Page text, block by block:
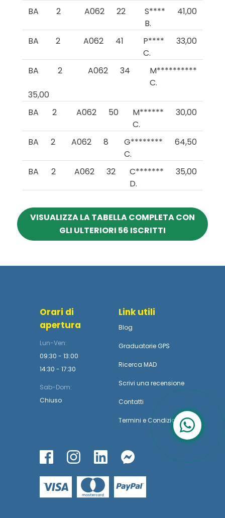
BA 2 A062 22
S****
B.
41,00
BA 2 A062 41
P****
C.
33,00
BA 2 A062 34
M**********
C.
35,00
BA
2 A062 50
M******
C.
30,00
BA 2 A062 8
G********
C.
64,50
BA 2 A062 32
C*******
D.
35,00
VISUALIZZA LA TABELLA COMPLETA CON
GLI ULTERIORI 56 ISCRITTI
Orari di
apertura
Lun-Ven:
09:30 - 13:00
14:30 - 17:30
Sab-Dom:
Chiuso
Link utili
Blog
Graduatorie GPS
Ricerca MAD
Scrivi una recensione
Contatti
Termini e Condizioni